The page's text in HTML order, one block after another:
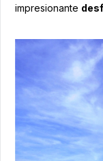
impresionante